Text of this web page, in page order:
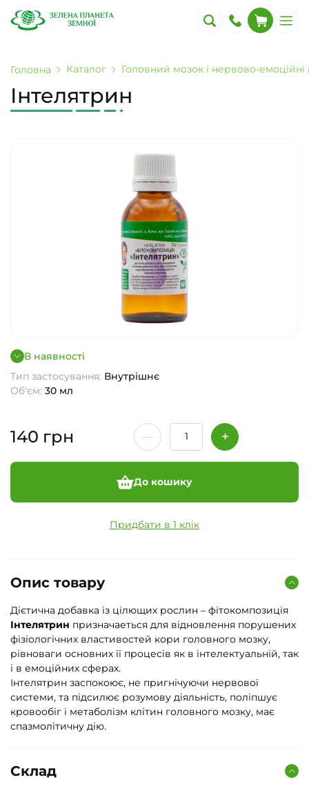
Головна Каталог Головний мозок і нервово-емоційні
Інтелятрин
В наявності
Тип застосування: Внутрішнє
Об'єм: 30 мл
140 грн
До кошику
Придбати в 1 клік
Опис товару
Дієтична добавка із цілющих рослин – фітокомпозиція
Інтелятрин призначаеться для відновлення порушених
фізіологічних властивостей кори головного мозку,
рівноваги основних її процесів як в інтелектуальній, так
і в емоційних сферах.
Інтелятрин заспокоює, не пригнічуючи нервової
системи, та підсилює розумову діяльність, поліпшує
кровообіг і метаболізм клітин головного мозку, має
спазмолітичну дію.
Склад